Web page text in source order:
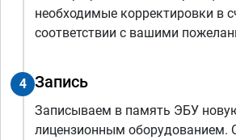
необходимые корректировки в
соответствии с вашими
4 Запись
Записываем в память ЭБУ
лицензионным оборудованием.